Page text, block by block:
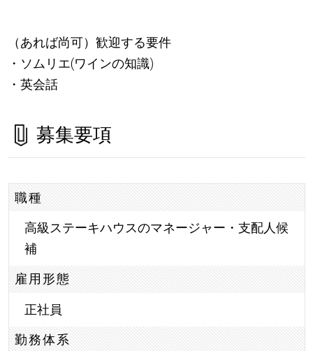
（あれば尚可）歓迎する要件
・ソムリエ(ワインの知識)
・英会話
募集要項
職種
高級ステーキハウスのマネージャー・支配人候
補
雇用形態
正社員
勤務体系